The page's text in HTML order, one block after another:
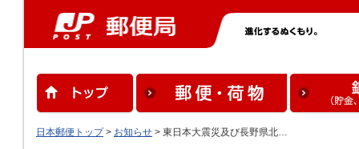
日本郵便トップ> お知らせ > 東日本大震災及び長野県北…